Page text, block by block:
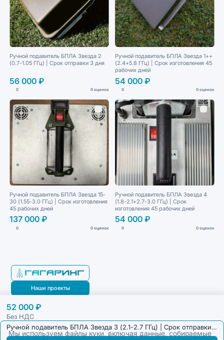
Мы используем файлы куки, включая данные, собираемые
Ручной подавитель БПЛА Звезда 2
(0.7-1.05 ГГц) | Срок отправки 3 дня
56 000 ₽
0 0 оценок
Ручной подавитель БПЛА Звезда 1++
(2.4+5.8 ГГц) | Срок изготовления 45
рабочих дней
54 000 ₽
0 0 оценок
Ручной подавитель БПЛА Звезда 15-
30 (1.55-3.0 ГГц) | Срок изготовления
45 рабочих дней
137 000 ₽
0 0 оценок
Ручной подавитель БПЛА Звезда 4
(1.8-2.1+2.7-3.0 ГГц) | Срок
изготовления 45 рабочих дней
54 000 ₽
0 0 оценок
52 000 ₽
Без НДС
Ручной подавитель БПЛА Звезда 3 (2.1-2.7 ГГц) | Срок отправки 3 дня
Наши проекты